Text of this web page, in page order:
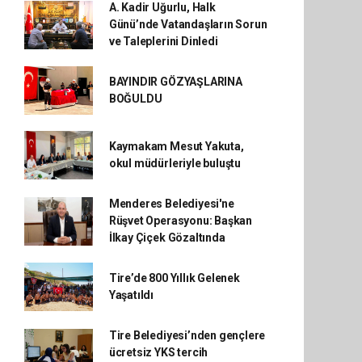
A. Kadir Uğurlu, Halk
Günü’nde Vatandaşların Sorun
ve Taleplerini Dinledi
BAYINDIR GÖZYAŞLARINA
BOĞULDU
Kaymakam Mesut Yakuta,
okul müdürleriyle buluştu
Menderes Belediyesi'ne
Rüşvet Operasyonu: Başkan
İlkay Çiçek Gözaltında
Tire’de 800 Yıllık Gelenek
Yaşatıldı
Tire Belediyesi’nden gençlere
ücretsiz YKS tercih